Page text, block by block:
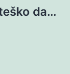
da…